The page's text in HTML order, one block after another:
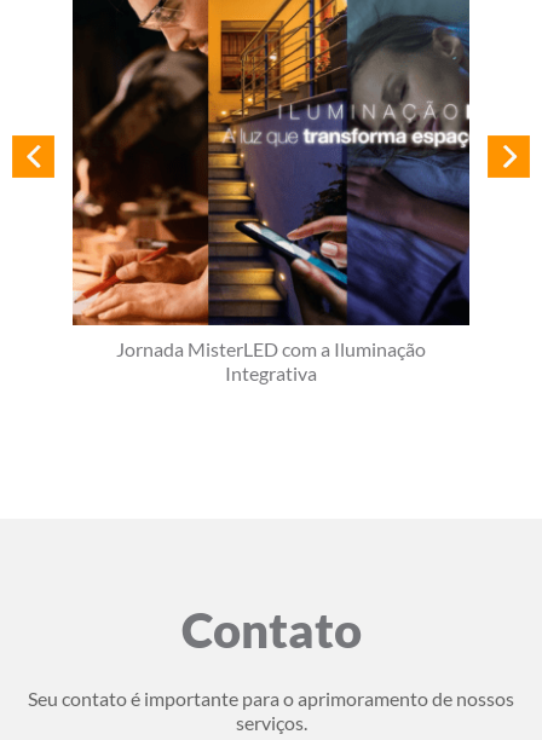
Jornada MisterLED com a Iluminação
Integrativa
Contato
Seu contato é importante para o aprimoramento de nossos
serviços.